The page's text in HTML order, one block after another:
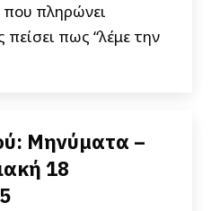
πληρώνει
πως “λέμε την
Μηνύματα –
18